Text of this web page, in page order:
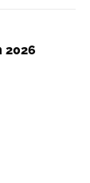
2026